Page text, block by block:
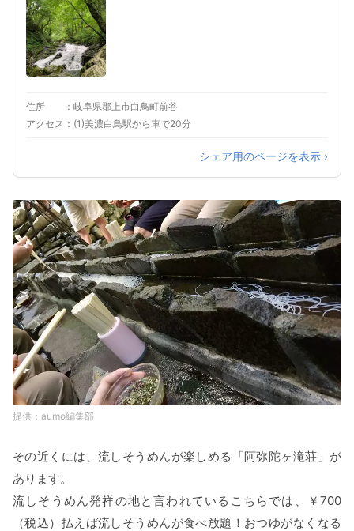
住所
岐阜県郡上市白鳥町前谷
アクセス
(1)美濃白鳥駅から車で20分
シェア用のページを表示 ›
aumo編集部
その近くには、流しそうめんが楽しめる「阿弥陀ヶ滝荘」が
あります。
流しそうめん発祥の地と言われているこちらでは、￥700
（税込）払えば流しそうめんが食べ放題！おつゆがなくなる